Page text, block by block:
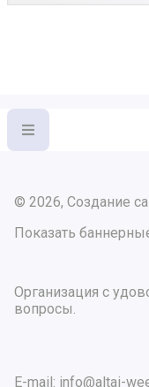
© 2026, Создание
Показать
Организация с
вопросы.
E-mail: info@altai-